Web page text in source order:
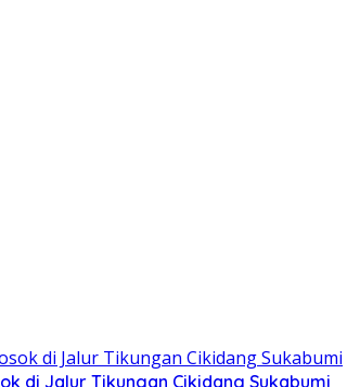
di Jalur Tikungan Cikidang Sukabumi